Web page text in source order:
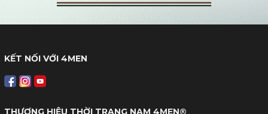
KẾT NỐI VỚI 4MEN
THƯƠNG HIỆU THỜI TRANG NAM 4MEN®